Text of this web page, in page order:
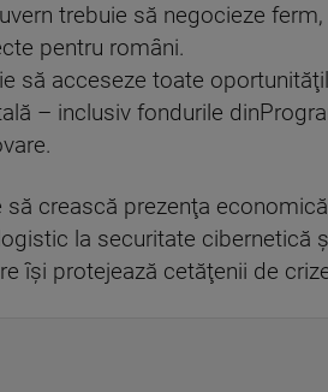
trebuie să negocieze
pentru români.
să acceseze toate
– inclusiv fondurile
crească prezenţa
la securitate cibernetică
îşi protejează cetăţenii de